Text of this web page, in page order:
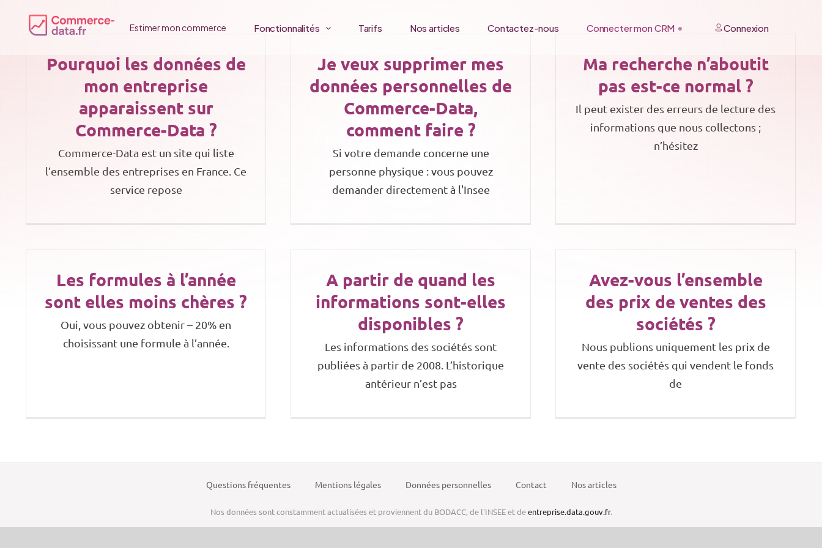
Estimer mon commerce Fonctionnalités Tarifs Nos articles Contactez-nous Connecter mon CRM Connexion
Pourquoi les données de
mon entreprise
apparaissent sur
Commerce-Data ?
Commerce-Data est un site qui liste
l’ensemble des entreprises en France. Ce
service repose
Je veux supprimer mes
données personnelles de
Commerce-Data,
comment faire ?
Si votre demande concerne une
personne physique : vous pouvez
demander directement à l'Insee
Ma recherche n’aboutit
pas est-ce normal ?
Il peut exister des erreurs de lecture des
informations que nous collectons ;
n’hésitez
Les formules à l’année
sont elles moins chères ?
Oui, vous pouvez obtenir – 20% en
choisissant une formule à l’année.
A partir de quand les
informations sont-elles
disponibles ?
Les informations des sociétés sont
publiées à partir de 2008. L’historique
antérieur n’est pas
Avez-vous l’ensemble
des prix de ventes des
sociétés ?
Nous publions uniquement les prix de
vente des sociétés qui vendent le fonds
de
Questions fréquentes Mentions légales Données personnelles Contact Nos articles
Nos données sont constamment actualisées et proviennent du BODACC, de l'INSEE et deentreprise.data.gouv.fr.